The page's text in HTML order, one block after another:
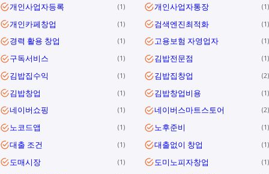
개인사업자등록 1 개인사업자통장 1
개인카페창업 1 검색엔진최적화 1
경력 활용 창업 1 고용보험 자영업자 1
구독서비스 1 김밥전문점 1
김밥집수익 1 김밥집창업 2
김밥창업 1 김밥창업비용 1
네이버쇼핑 1 네이버스마트스토어 2
노코드앱 1 노후준비 1
대출 조건 1 대출없이 창업 1
도매시장 1 도미노피자창업 1